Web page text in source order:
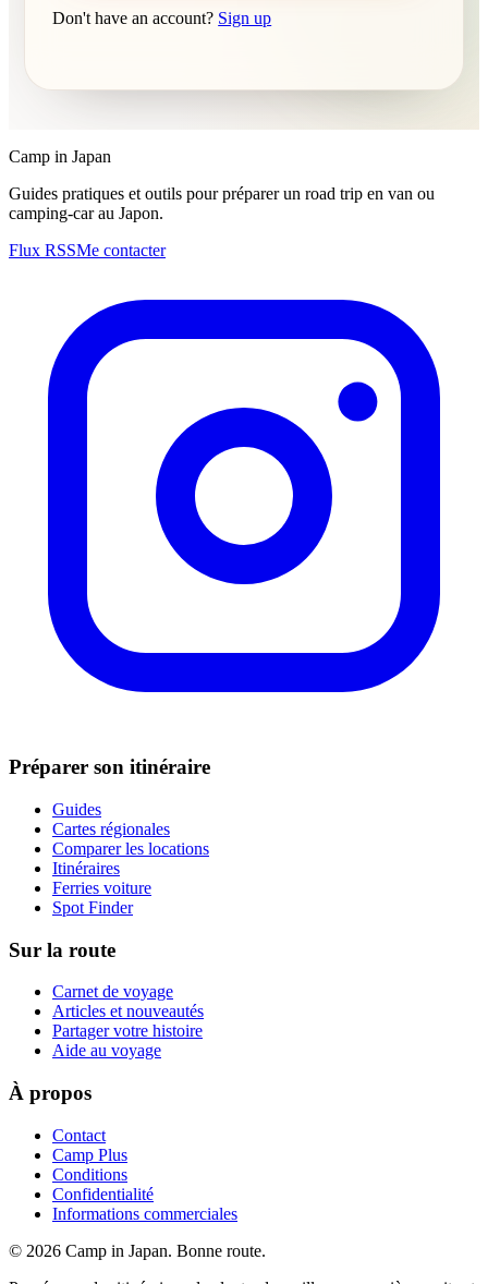
Don't have an account? Sign up
Camp in Japan
Guides pratiques et outils pour préparer un road trip en van ou
camping-car au Japon.
Flux RSSMe contacter
Préparer son itinéraire
Guides
Cartes régionales
Comparer les locations
Itinéraires
Ferries voiture
Spot Finder
Sur la route
Carnet de voyage
Articles et nouveautés
Partager votre histoire
Aide au voyage
À propos
Contact
Camp Plus
Conditions
Confidentialité
Informations commerciales
© 2026 Camp in Japan. Bonne route.